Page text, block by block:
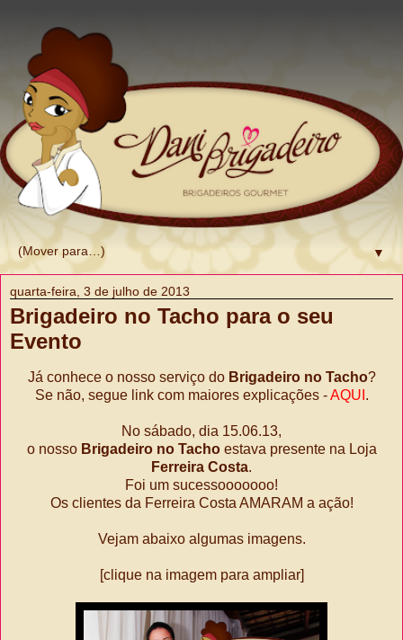
▼
quarta-feira, 3 de julho de 2013
Brigadeiro no Tacho para o seu
Evento
Já conhece o nosso serviço do Brigadeiro no Tacho?
Se não, segue link com maiores explicações -AQUI .
No sábado, dia 15.06.13,
o nosso Brigadeiro no Tachoestava presente na Loja
Ferreira Costa.
Foi um sucessooooooo!
Os clientes da Ferreira Costa AMARAM a ação!
Vejam abaixo algumas imagens.
[clique na imagem para ampliar]